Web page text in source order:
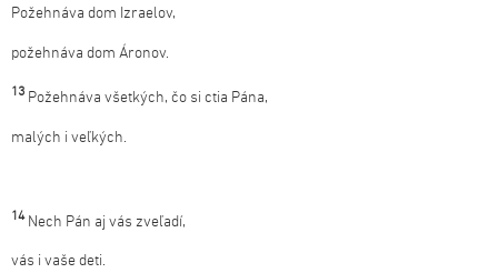
Požehnáva dom Izraelov,
požehnáva dom Áronov.
13 Požehnáva všetkých, čo si ctia Pána,
malých i veľkých.
14 Nech Pán aj vás zveľadí,
vás i vaše deti.